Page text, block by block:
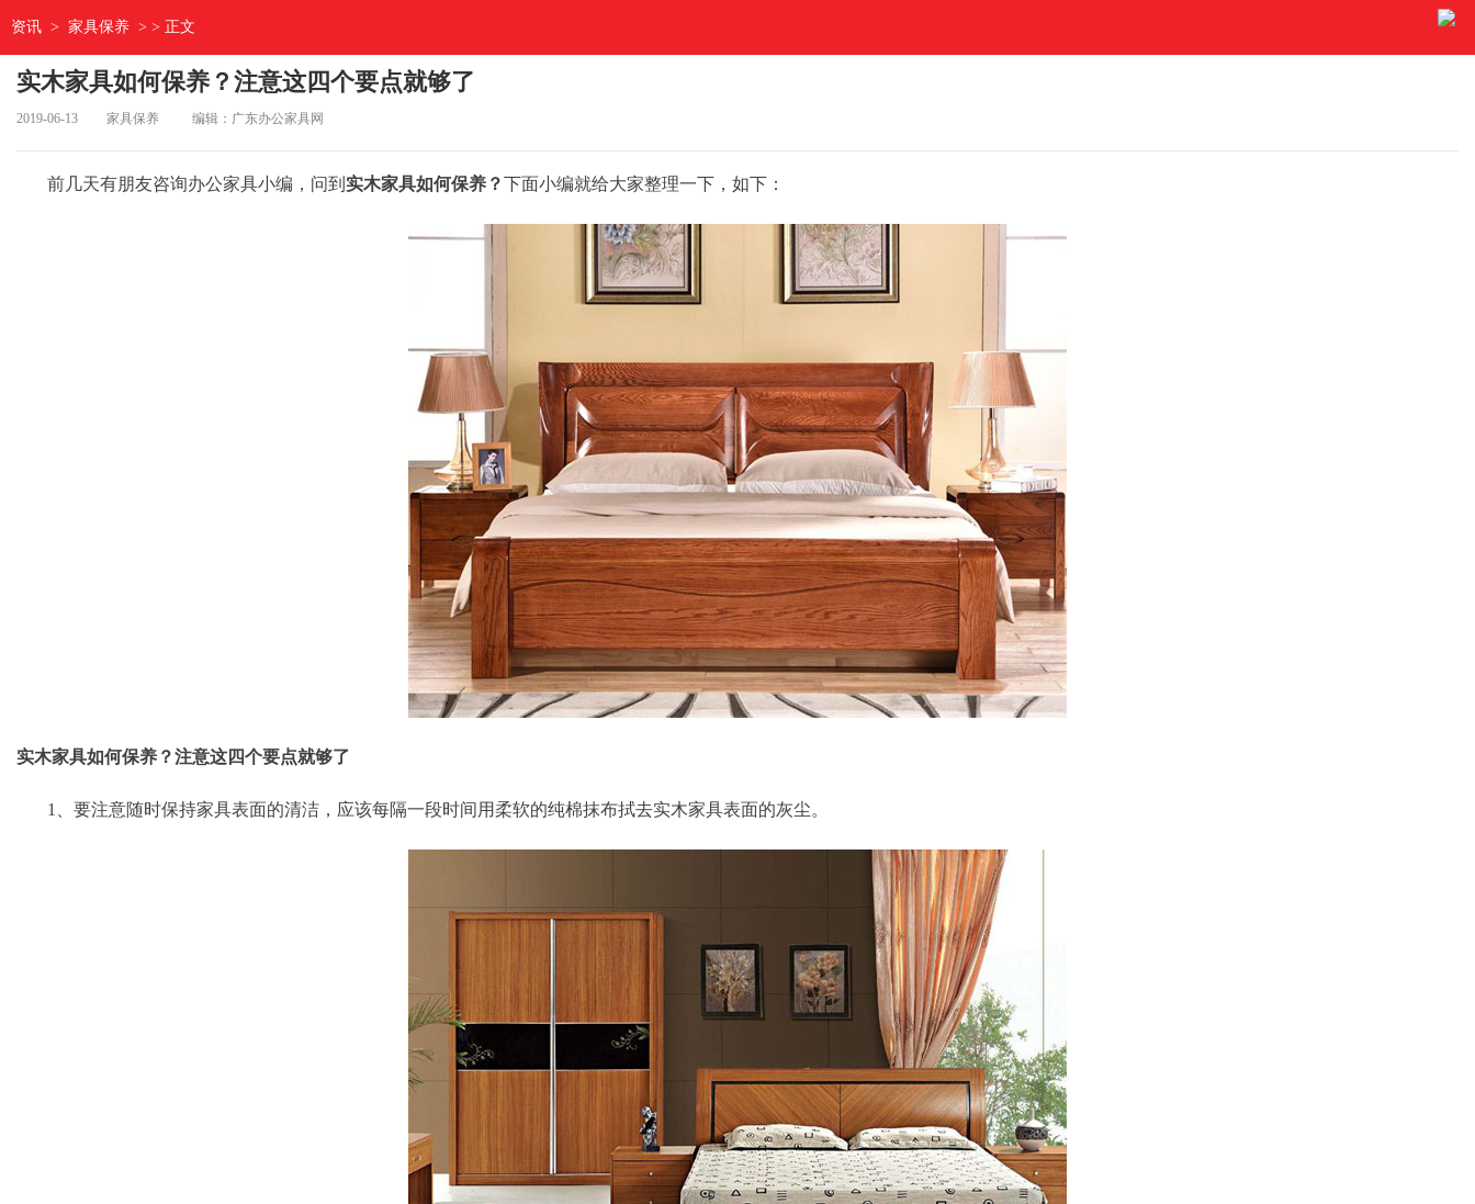
资讯 > 家具保养 > > 正文
实木家具如何保养？注意这四个要点就够了
2019-06-13 家具保养 编辑：广东办公家具网
前几天有朋友咨询办公家具小编，问到 实木家具如何保养？下面小编就给大家整理一下，如下：
实木家具如何保养？注意这四个要点就够了
1、要注意随时保持家具表面的清洁，应该每隔一段时间用柔软的纯棉抹布拭去实木家具表面的灰尘。